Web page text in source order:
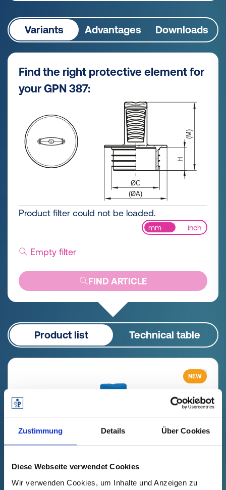
Zustimmung Details Über Cookies
Diese Webseite verwendet Cookies
Wir verwenden Cookies, um Inhalte und Anzeigen zu
Variants Advantages Downloads
Find the right protective element for
your GPN 387:
Product filter could not be loaded.
mm inch
Empty filter
FIND ARTICLE
Product list Technical table
NEW